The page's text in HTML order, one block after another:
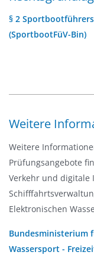
§ 2
(SportbootFüV-Bin)
Weitere
Weitere
Prüfungsangebote
Verkehr und
Elektronischen
Bundesministerium
Wassersport -